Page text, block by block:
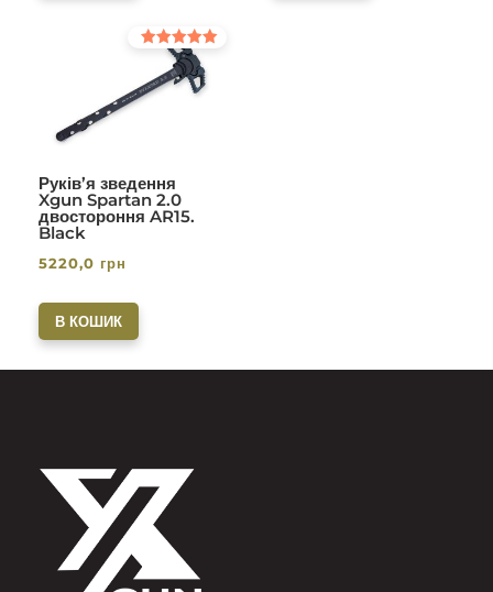
Руків’я зведення
Xgun Spartan 2.0
двостороння AR15.
Black
Оцінено в
з 5
5220,0 грн
В КОШИК